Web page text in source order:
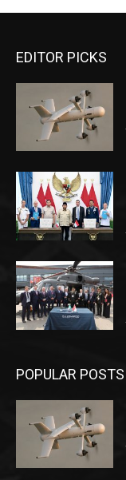
EDITOR PICKS
POPULAR POSTS